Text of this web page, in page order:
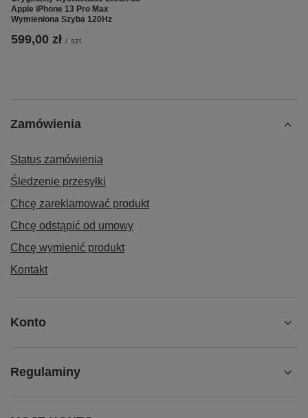
Apple iPhone 13 Pro Max
Wymieniona Szyba 120Hz
599,00 zł / szt.
Zamówienia
Status zamówienia
Śledzenie przesyłki
Chcę zareklamować produkt
Chcę odstąpić od umowy
Chcę wymienić produkt
Kontakt
Konto
Regulaminy